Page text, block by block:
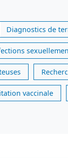
Diagnostics de
vaccinale